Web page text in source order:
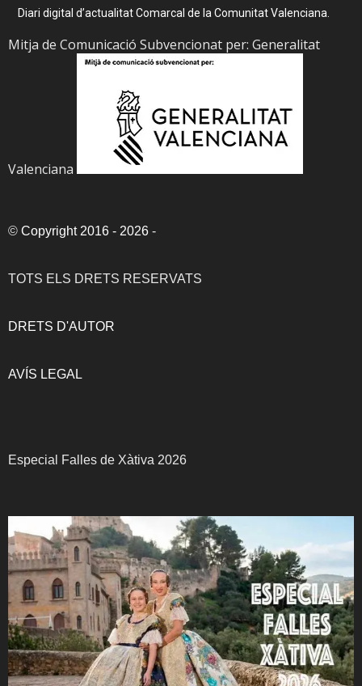
Diari digital d’actualitat Comarcal de la Comunitat Valenciana.
Mitja de Comunicació Subvencionat per: Generalitat
Valenciana
© Copyright 2016 - 2026 -
TOTS ELS DRETS RESERVATS
DRETS D'AUTOR
AVÍS LEGAL
Especial Falles de Xàtiva 2026